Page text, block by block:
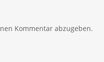
Kommentar abzugeben.